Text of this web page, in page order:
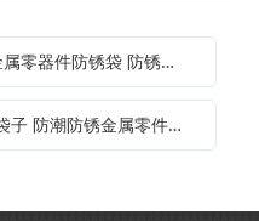
上一篇：厂家供应气相VCI金属零器件防锈袋 防锈四方袋 机器包装用立体袋
下一篇：塑料内衬透明平口袋子 防潮防锈金属零件包装袋VCI气相防锈胶袋